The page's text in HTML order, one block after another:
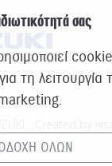
σας
τη
ΟΛΩΝ